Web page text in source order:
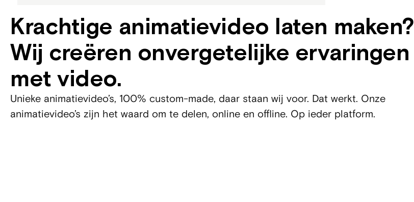
Krachtige animatievideo laten maken?
Wij creëren onvergetelijke ervaringen
met video.
Unieke animatievideo’s, 100% custom-made, daar staan wij voor. Dat werkt. Onze
animatievideo’s zijn het waard om te delen, online en offline. Op ieder platform.